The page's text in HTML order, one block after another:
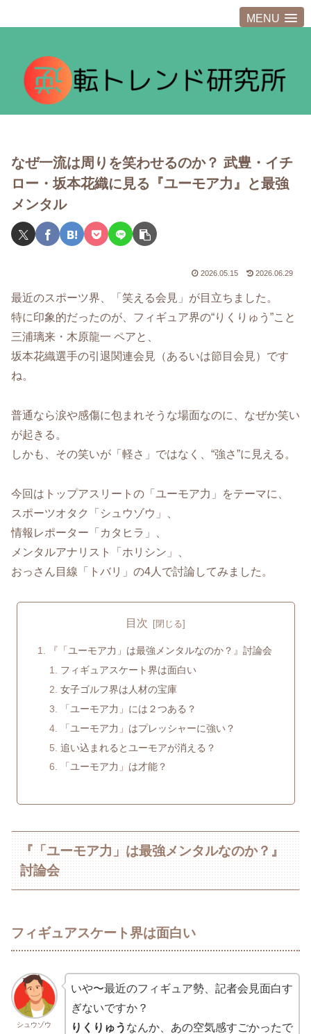
MENU
なぜ一流は周りを笑わせるのか？ 武豊・イチ
ロー・坂本花織に見る『ユーモア力』と最強
メンタル
2026.05.15 2026.06.29
最近のスポーツ界、「笑える会見」が目立ちました。
特に印象的だったのが、フィギュア界の“りくりゅう”こと
三浦璃来・木原龍一 ペアと、
坂本花織選手の引退関連会見（あるいは節目会見）です
ね。
普通なら涙や感傷に包まれそうな場面なのに、なぜか笑い
が起きる。
しかも、その笑いが「軽さ」ではなく、“強さ”に見える。
今回はトップアスリートの「ユーモア力」をテーマに、
スポーツオタク「シュウゾウ」、
情報レポーター「カタヒラ」、
メンタルアナリスト「ホリシン」、
おっさん目線「トバリ」の4人で討論してみました。
目次
『「ユーモア力」は最強メンタルなのか？』討論会
フィギュアスケート界は面白い
女子ゴルフ界は人材の宝庫
「ユーモア力」には２つある？
「ユーモア力」はプレッシャーに強い？
追い込まれるとユーモアが消える？
「ユーモア力」は才能？
『「ユーモア力」は最強メンタルなのか？』
討論会
フィギュアスケート界は面白い
シュウゾウ
いや〜最近のフィギュア勢、記者会見面白す
ぎないですか？
りくりゅう なんか、あの空気感すごかったで